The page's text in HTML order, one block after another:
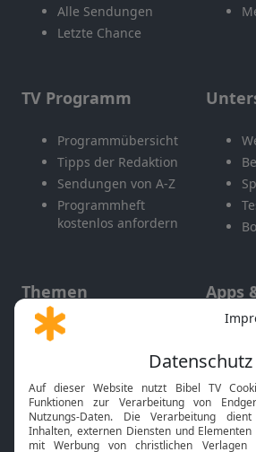
Alle Sendungen
Letzte Chance
TV Programm
Programmübersicht
Tipps der Redaktion
Sendungen von A-Z
Programmheft
kostenlos anfordern
Themen
Gott und Bibel erklärt
Neuigkeiten
Apps